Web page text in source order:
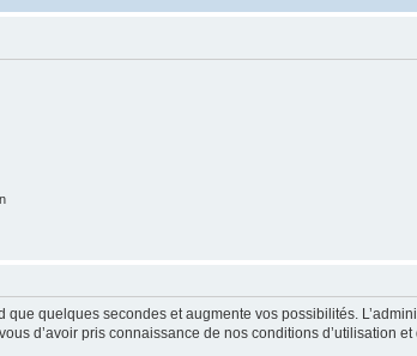
quelques secondes et augmente vos possibilités.
d’avoir pris connaissance de nos conditions d’utilisation